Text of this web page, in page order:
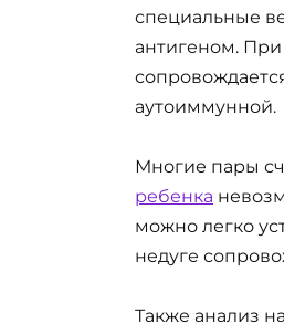
специальные
антигеном. При
аутоиммунной.
Многие пары
ребенка
можно легко
недуге
Также анализ